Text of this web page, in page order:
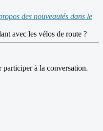
des nouveautés dans le
avec les vélos de route ?
participer à la conversation.